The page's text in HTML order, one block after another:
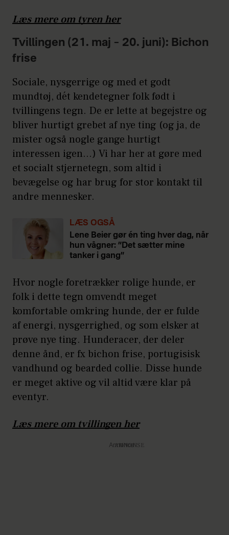
Læs mere om tyren her
Tvillingen (21. maj – 20. juni): Bichon
frise
Sociale, nysgerrige og med et godt
mundtøj, dét kendetegner folk født i
tvillingens tegn. De er lette at begejstre og
bliver hurtigt grebet af nye ting (og ja, de
mister også nogle gange hurtigt
interessen igen...) Vi har her at gøre med
et socialt stjernetegn, som altid i
bevægelse og har brug for stor kontakt til
andre mennesker.
LÆS OGSÅ
Lene Beier gør én ting hver dag, når
hun vågner: ”Det sætter mine
tanker i gang”
Hvor nogle foretrækker rolige hunde, er
folk i dette tegn omvendt meget
komfortable omkring hunde, der er fulde
af energi, nysgerrighed, og som elsker at
prøve nye ting. Hunderacer, der deler
denne ånd, er fx bichon frise, portugisisk
vandhund og bearded collie. Disse hunde
er meget aktive og vil altid være klar på
eventyr.
Læs mere om tvillingen her
Annonce